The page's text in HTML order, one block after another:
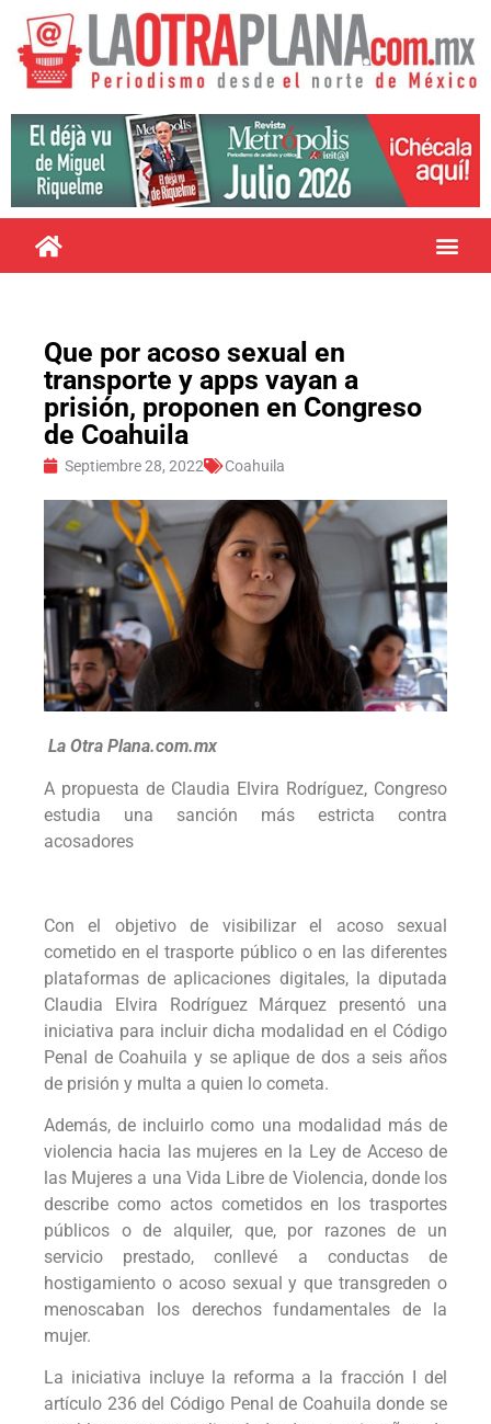
Que por acoso sexual en
transporte y apps vayan a
prisión, proponen en Congreso
de Coahuila
Septiembre 28, 2022 Coahuila
La Otra Plana.com.mx
A propuesta de Claudia Elvira Rodríguez, Congreso
estudia una sanción más estricta contra
acosadores
Con el objetivo de visibilizar el acoso sexual
cometido en el trasporte público o en las diferentes
plataformas de aplicaciones digitales, la diputada
Claudia Elvira Rodríguez Márquez presentó una
iniciativa para incluir dicha modalidad en el Código
Penal de Coahuila y se aplique de dos a seis años
de prisión y multa a quien lo cometa.
Además, de incluirlo como una modalidad más de
violencia hacia las mujeres en la Ley de Acceso de
las Mujeres a una Vida Libre de Violencia, donde los
describe como actos cometidos en los trasportes
públicos o de alquiler, que, por razones de un
servicio prestado, conllevé a conductas de
hostigamiento o acoso sexual y que transgreden o
menoscaban los derechos fundamentales de la
mujer.
La iniciativa incluye la reforma a la fracción I del
artículo 236 del Código Penal de Coahuila donde se